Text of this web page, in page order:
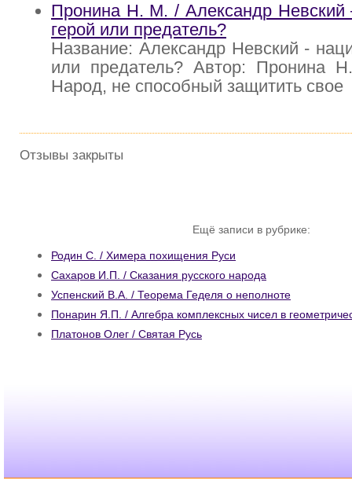
Пронина Н. М. / Александр Невский
герой или предатель?
Название: Александр Невский -
или предатель? Автор: Пронина
Народ, не способный защитить свое
Отзывы закрыты
Ещё записи в рубрике:
Родин С. / Химера похищения Руси
Сахаров И.П. / Сказания русского народа
Успенский В.А. / Теорема Геделя о неполноте
Понарин Я.П. / Алгебра комплексных чисел в
Платонов Олег / Святая Русь